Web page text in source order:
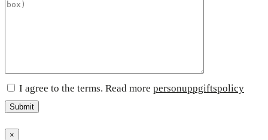
I agree to the terms. Read more personuppgiftspolicy
×